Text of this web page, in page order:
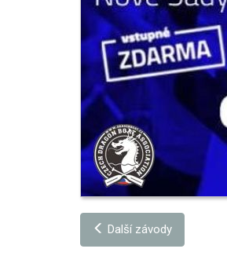
Další závody